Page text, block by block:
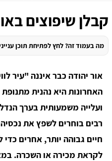
קבלן שיפוצים
מה בעמוד זה? לחץ לפתיחת תוכן
אור יהודה כבר איננה "עיר
האחרונות היא נהנית
ועלייה משמעותית בערך
רבים בוחרים לשפץ את
חיים גבוהה יותר, אחרים
לקראת מכירה או השכרה.